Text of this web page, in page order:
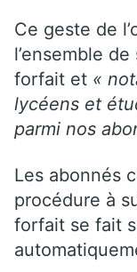
Ce geste de
l’ensemble
forfait et «
lycéens et
parmi nos
Les abonnés
procédure à
forfait se fait